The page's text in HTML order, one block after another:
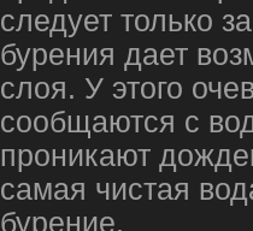
следует только
бурения дает
слоя. У этого
сообщаются с
проникают
самая чистая
бурение.